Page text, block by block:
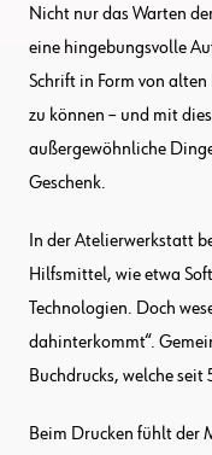
Nicht nur das Warten
eine hingebungsvolle
Schrift in Form von
zu können – und mit
außergewöhnliche
Geschenk.
In der Atelierwerkstatt
Hilfsmittel, wie etwa
Technologien. Doch
dahinterkommt“.
Buchdrucks, welche
Beim Drucken fühlt der